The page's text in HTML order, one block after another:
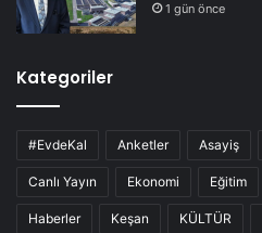
1 gün önce
Kategoriler
#EvdeKal Anketler Asayiş
Canlı Yayın Ekonomi Eğitim
Haberler Keşan KÜLTÜR